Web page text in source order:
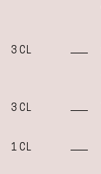
3 CL
3 CL
1 CL